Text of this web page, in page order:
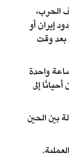
الحرب،
إيران أو
بعد وقت
واحدة
إلى
بين الحين